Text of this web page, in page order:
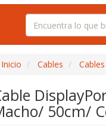
Inicio Cables
50cm/